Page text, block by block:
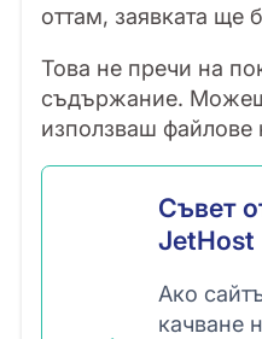
оттам, заявката ще
Това не пречи на
съдържание.
използваш файлове
Съвет
JetHost
Ако
качване